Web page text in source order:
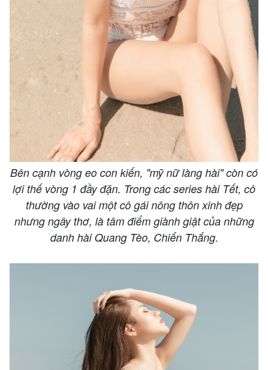
Bên cạnh vòng eo con kiến, "mỹ nữ làng hài" còn có
lợi thế vòng 1 đầy đặn. Trong các series hài Tết, cô
thường vào vai một cô gái nông thôn xinh đẹp
nhưng ngây thơ, là tâm điểm giành giật của những
danh hài Quang Tèo, Chiến Thắng.